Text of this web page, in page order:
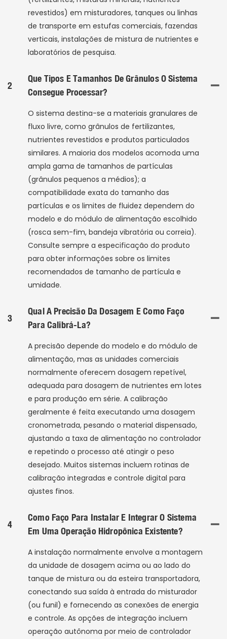
revestidos) em misturadores, tanques ou linhas
de transporte em estufas comerciais, fazendas
verticais, instalações de mistura de nutrientes e
laboratórios de pesquisa.
2
Que Tipos E Tamanhos De Grânulos O Sistema
Consegue Processar?
O sistema destina-se a materiais granulares de
fluxo livre, como grânulos de fertilizantes,
nutrientes revestidos e produtos particulados
similares. A maioria dos modelos acomoda uma
ampla gama de tamanhos de partículas
(grânulos pequenos a médios); a
compatibilidade exata do tamanho das
partículas e os limites de fluidez dependem do
modelo e do módulo de alimentação escolhido
(rosca sem-fim, bandeja vibratória ou correia).
Consulte sempre a especificação do produto
para obter informações sobre os limites
recomendados de tamanho de partícula e
umidade.
3
Qual A Precisão Da Dosagem E Como Faço
Para Calibrá-La?
A precisão depende do modelo e do módulo de
alimentação, mas as unidades comerciais
normalmente oferecem dosagem repetível,
adequada para dosagem de nutrientes em lotes
e para produção em série. A calibração
geralmente é feita executando uma dosagem
cronometrada, pesando o material dispensado,
ajustando a taxa de alimentação no controlador
e repetindo o processo até atingir o peso
desejado. Muitos sistemas incluem rotinas de
calibração integradas e controle digital para
ajustes finos.
4
Como Faço Para Instalar E Integrar O Sistema
Em Uma Operação Hidropônica Existente?
A instalação normalmente envolve a montagem
da unidade de dosagem acima ou ao lado do
tanque de mistura ou da esteira transportadora,
conectando sua saída à entrada do misturador
(ou funil) e fornecendo as conexões de energia
e controle. As opções de integração incluem
operação autônoma por meio de controlador